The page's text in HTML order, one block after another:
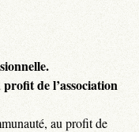
de l’association
au profit de